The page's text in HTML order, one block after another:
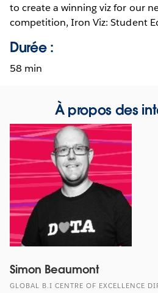
to create a winning viz for our
competition, Iron Viz: Student
Durée :
58 min
À propos des
Simon Beaumont
GLOBAL B.I CENTRE OF EXCELLENCE